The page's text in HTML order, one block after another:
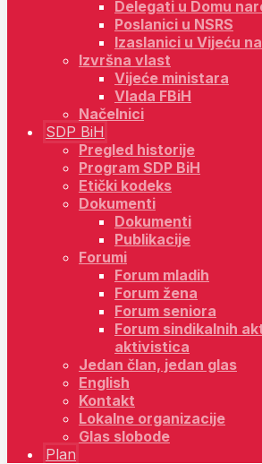
Delegati u Domu
Poslanici u NSRS
Izaslanici u Vijeću
Izvršna vlast
Vijeće ministara
Vlada FBiH
Načelnici
SDP BiH
Pregled historije
Program SDP BiH
Etički kodeks
Dokumenti
Dokumenti
Publikacije
Forumi
Forum mladih
Forum žena
Forum seniora
Forum sindikalnih
aktivistica
Jedan član, jedan glas
English
Kontakt
Lokalne organizacije
Glas slobode
Plan